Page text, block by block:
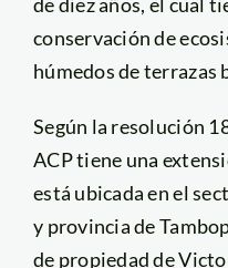
conservación de
húmedos de terrazas
Según la resolución
ACP tiene una
está ubicada en el
y provincia de
de propiedad de